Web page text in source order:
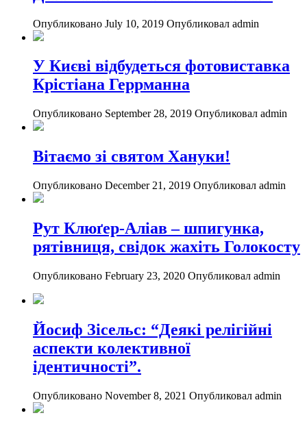
Опубликовано July 10, 2019 Опубликовал admin
У Києві відбудеться фотовиставка
Крістіана Геррманна
Опубликовано September 28, 2019 Опубликовал admin
Вітаємо зі святом Хануки!
Опубликовано December 21, 2019 Опубликовал admin
Рут Клюґер-Аліав – шпигунка,
рятівниця, свідок жахіть Голокосту
Опубликовано February 23, 2020 Опубликовал admin
Йосиф Зісельс: “Деякі релігійні
аспекти колективної
ідентичності”.
Опубликовано November 8, 2021 Опубликовал admin